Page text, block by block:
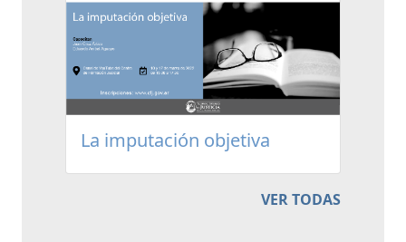
La imputación objetiva
VER TODAS